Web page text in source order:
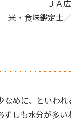
ＪＡ
米・食味鑑定士
めに、といわれ
しも水分が多い